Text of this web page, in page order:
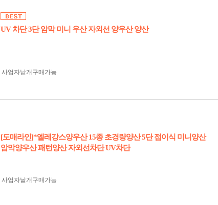
UV 차단 3단 암막 미니 우산 자외선 양우산 양산
사업자 낱개구매가능
[도매라인]*엘레강스양우산 15종 초경량양산 5단 접이식 미니양산
암막양우산 패턴양산 자외선차단 UV차단
사업자 낱개구매가능